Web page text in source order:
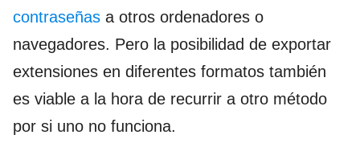
contraseñas a otros ordenadores o
navegadores. Pero la posibilidad de exportar
extensiones en diferentes formatos también
es viable a la hora de recurrir a otro método
por si uno no funciona.